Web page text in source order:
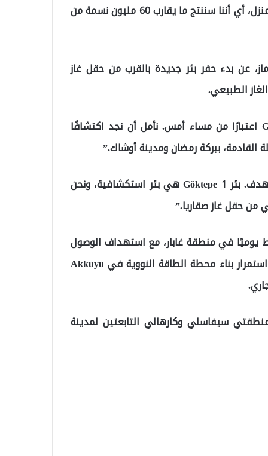
هناك، الذي يكفي اليوم 1.4 مليون منزل، إلى 15 مليون منزل، أي أننا سننتج ما يقارب 60 مليون نسمة من
عن بدء حفر بئر جديدة بالقرب من حقل غاز
الطبيعي.
وقال الوزير دونماز: “بدأنا حفر بئر جديدة باسم Göktepe 1 اعتبارًا من مساء أمس. نأمل أن نجد اكتشافًا
القادمة، ببركة رمضان ومدينة أوشاك.”
وأضاف: “ستكون كل جهودنا وطاقتنا موجهة نحو هذا الهدف. بئر Göktepe 1 هي بئر استكشافية، ونحن
من حقل غاز صقاريا.”
37 ألف برميل من النفط يوميًا في منطقة غابار، مع استهداف الوصول
إلى 100 ألف برميل بحلول نهاية العام. كما أكد على أن استمرار بناء محطة الطاقة النووية في Akkuyu
سيفاسلي وكارهالي التابعتين لمدينة